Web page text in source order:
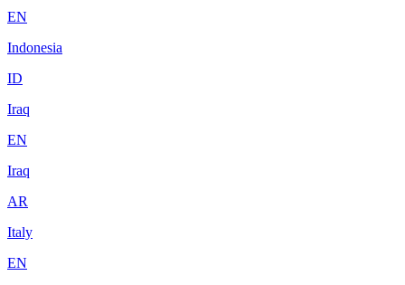
EN
Indonesia
ID
Iraq
EN
Iraq
AR
Italy
EN